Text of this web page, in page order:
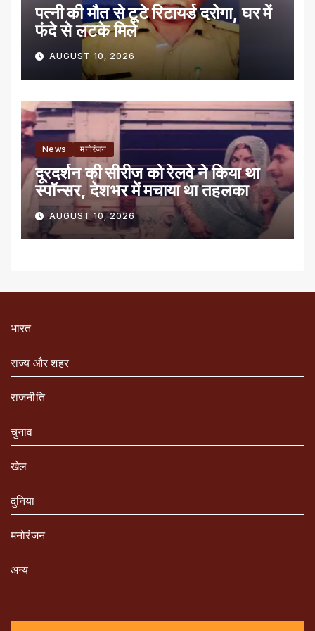
पत्नी की मौत से टूटे रिटायर्ड दरोगा, घर में
फंदे से लटके मिले
AUGUST 10, 2026
News मनोरंजन
दूरदर्शन की सीरीज को रेलवे ने किया था
स्पॉन्सर, देशभर में मचाया था तहलका
AUGUST 10, 2026
भारत
राज्य और शहर
राजनीति
चुनाव
खेल
दुनिया
मनोरंजन
अन्य